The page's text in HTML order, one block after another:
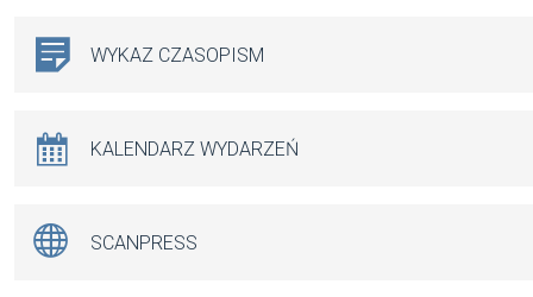
WYKAZ CZASOPISM
KALENDARZ WYDARZEŃ
SCANPRESS